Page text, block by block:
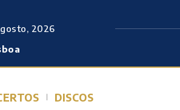
2026
DISCOS